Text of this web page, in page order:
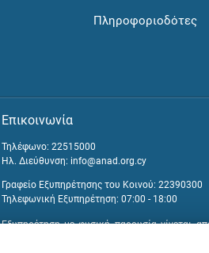
Πληροφοριοδότες
Επικοινωνία
Τηλέφωνο: 22515000
Ηλ. Διεύθυνση: info@anad.org.cy
Γραφείο Εξυπηρέτησης του Κοινού: 22390300
Τηλεφωνική Εξυπηρέτηση: 07:00 - 18:00
Εξυπηρέτηση με φυσική παρουσία γίνεται